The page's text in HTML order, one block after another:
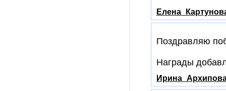
Поздравляю
Награды